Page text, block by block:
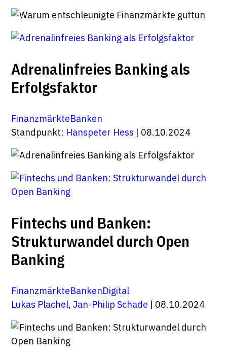
Adrenalinfreies Banking als
Erfolgsfaktor
FinanzmärkteBanken
Standpunkt: Hanspeter Hess | 08.10.2024
Fintechs und Banken:
Strukturwandel durch Open
Banking
FinanzmärkteBankenDigital
Lukas Plachel, Jan-Philip Schade | 08.10.2024